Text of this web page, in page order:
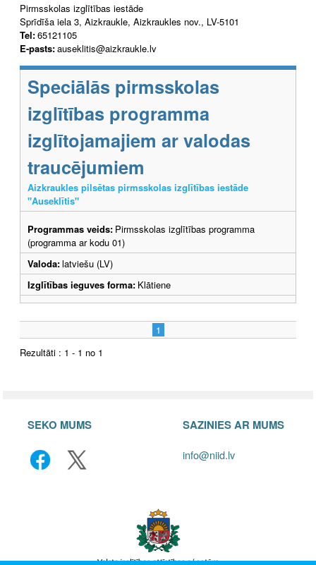
Pirmsskolas izglītības iestāde
Sprīdīša iela 3, Aizkraukle, Aizkraukles nov., LV-5101
Tel:65121105
E-pasts:auseklitis@aizkraukle.lv
Speciālās pirmsskolas
izglītības programma
izglītojamajiem ar valodas
traucējumiem
Aizkraukles pilsētas pirmsskolas izglītības iestāde
"Auseklītis"
Programmas veids: Pirmsskolas izglītības programma
(programma ar kodu 01)
Valoda:latviešu (LV)
Izglītības ieguves forma: Klātiene
1
Rezultāti : 1 - 1 no 1
SEKO MUMS SAZINIES AR MUMS
info@niid.lv